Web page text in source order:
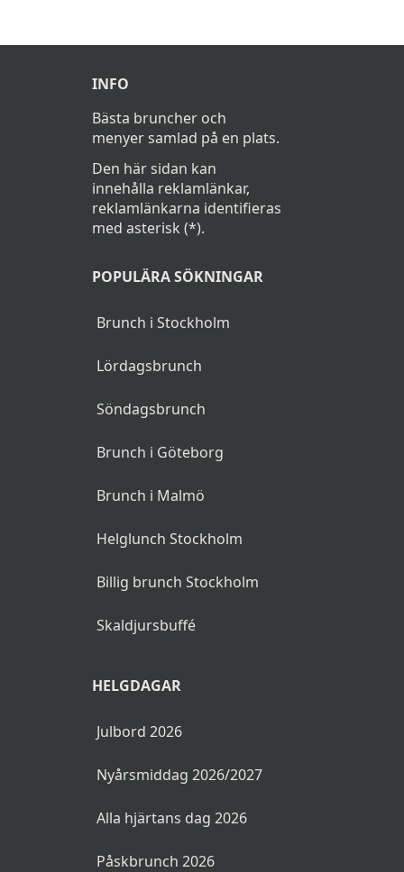
INFO
Bästa bruncher och
menyer samlad på en plats.
Den här sidan kan
innehålla reklamlänkar,
reklamlänkarna identifieras
med asterisk (*).
POPULÄRA SÖKNINGAR
Brunch i Stockholm
Lördagsbrunch
Söndagsbrunch
Brunch i Göteborg
Brunch i Malmö
Helglunch Stockholm
Billig brunch Stockholm
Skaldjursbuffé
HELGDAGAR
Julbord 2026
Nyårsmiddag 2026/2027
Alla hjärtans dag 2026
Påskbrunch 2026